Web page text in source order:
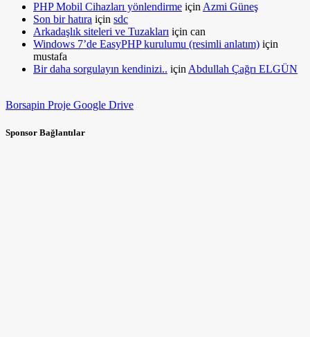
PHP Mobil Cihazları yönlendirme için Azmi Güneş
Son bir hatıra için sdc
Arkadaşlık siteleri ve Tuzakları için can
Windows 7’de EasyPHP kurulumu (resimli anlatım) için
mustafa
Bir daha sorgulayın kendinizi.. için Abdullah Çağrı ELGÜN
Borsapin Proje Google Drive
Sponsor Bağlantılar